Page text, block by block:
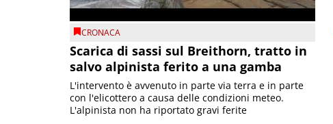
CRONACA
Scarica di sassi sul Breithorn, tratto in
salvo alpinista ferito a una gamba
L'intervento è avvenuto in parte via terra e in parte
con l'elicottero a causa delle condizioni meteo.
L'alpinista non ha riportato gravi ferite